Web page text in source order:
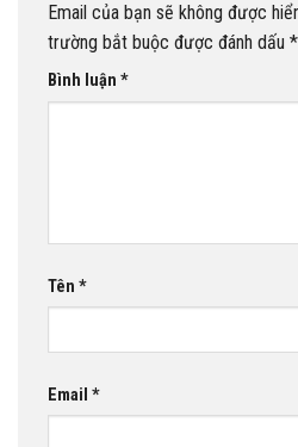
Email của bạn sẽ không được
trường bắt buộc được đánh dấu *
Bình luận *
Tên *
Email *